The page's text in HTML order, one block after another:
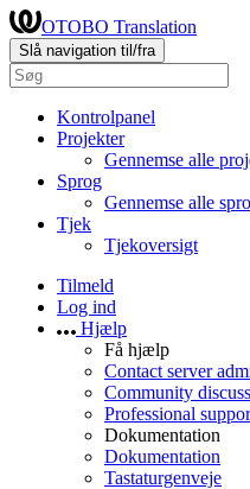
OTOBO Translation
Slå navigation til/fra
Kontrolpanel
Projekter
Gennemse alle
Sprog
Gennemse alle
Tjek
Tjekoversigt
Tilmeld
Log ind
Hjælp
Få hjælp
Contact server
Community
Professional
Dokumentation
Dokumentation
Tastaturgenveje